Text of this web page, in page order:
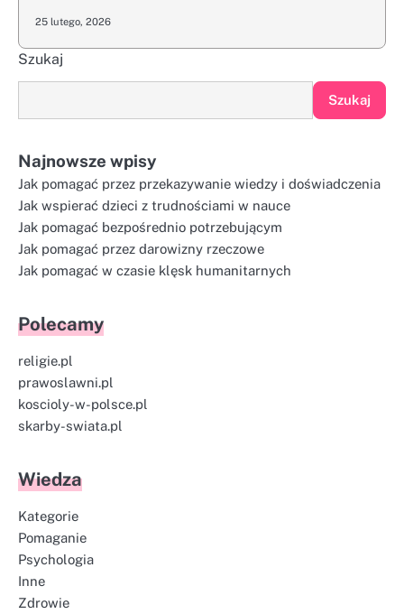
25 lutego, 2026
Szukaj
Szukaj
Najnowsze wpisy
Jak pomagać przez przekazywanie wiedzy i doświadczenia
Jak wspierać dzieci z trudnościami w nauce
Jak pomagać bezpośrednio potrzebującym
Jak pomagać przez darowizny rzeczowe
Jak pomagać w czasie klęsk humanitarnych
Polecamy
religie.pl
prawoslawni.pl
koscioly-w-polsce.pl
skarby-swiata.pl
Wiedza
Kategorie
Pomaganie
Psychologia
Inne
Zdrowie